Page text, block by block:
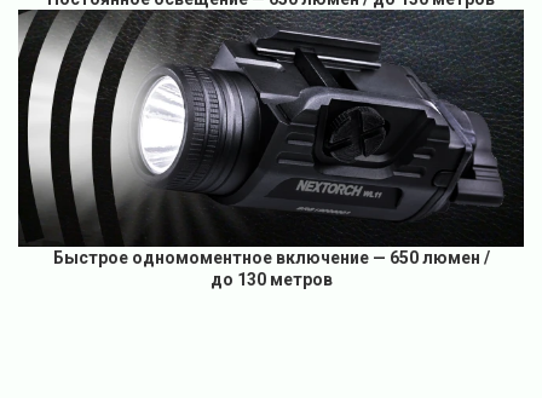
Быстрое одномоментное включение — 650 люмен /
до 130 метров